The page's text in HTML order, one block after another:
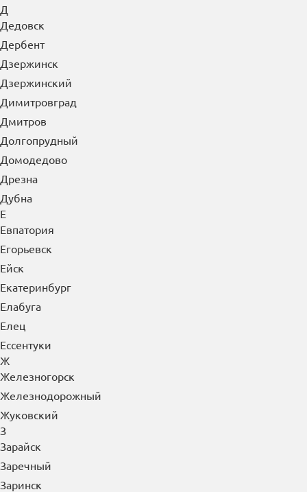
Д
Дедовск
Дербент
Дзержинск
Дзержинский
Димитровград
Дмитров
Долгопрудный
Домодедово
Дрезна
Дубна
Е
Евпатория
Егорьевск
Ейск
Екатеринбург
Елабуга
Елец
Ессентуки
Ж
Железногорск
Железнодорожный
Жуковский
З
Зарайск
Заречный
Заринск